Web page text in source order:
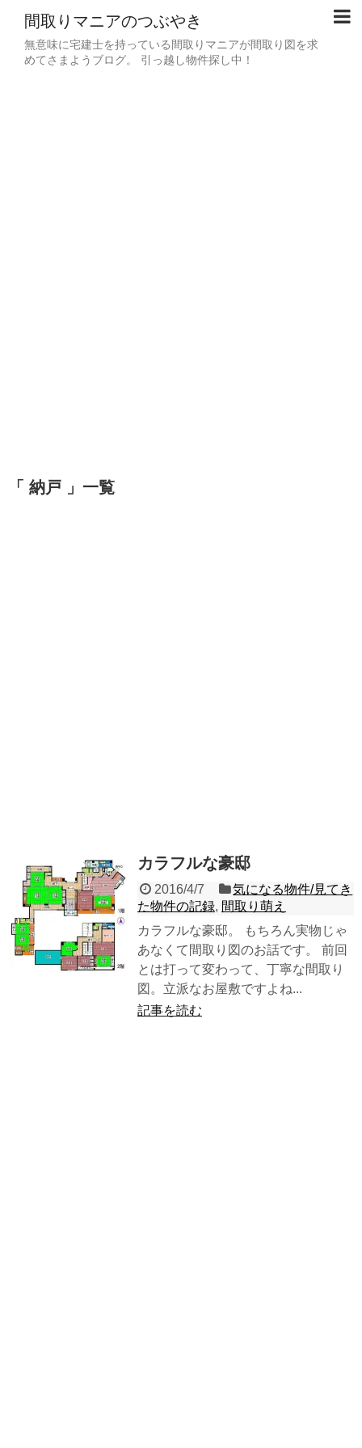
間取りマニアのつぶやき
無意味に宅建士を持っている間取りマニアが間取り図を求
めてさまようブログ。 引っ越し物件探し中！
「 納戸 」一覧
カラフルな豪邸
2016/4/7
気になる物件/見てき
た物件の記録, 間取り萌え
カラフルな豪邸。 もちろん実物じゃ
あなくて間取り図のお話です。 前回
とは打って変わって、丁寧な間取り
図。立派なお屋敷ですよね...
記事を読む